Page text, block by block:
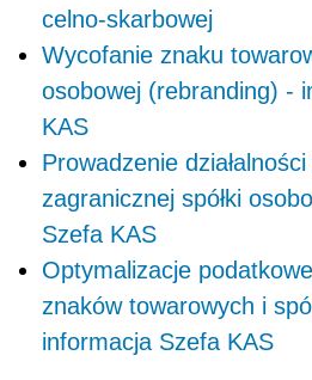
celno‑skarbowej
Wycofanie znaku
osobowej (rebranding) -
KAS
Prowadzenie
zagranicznej spółki
Szefa KAS
Optymalizacje
znaków towarowych i
informacja Szefa KAS